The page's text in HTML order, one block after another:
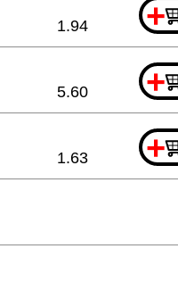
+
1.94
+
5.60
+
1.63